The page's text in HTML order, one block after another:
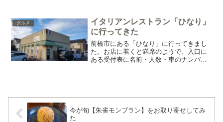
案内された店内はこんな感じの洋風席に
着くとおしぼりと水、...
グルメ
イタリアンレストラン「ひなり」
に行ってきた
前橋市にある「ひなり」に行ってきまし
た。お店に着くと満席のようで、入口に
ある受付表に名前・人数・車のナンバー
今が旬【朱雀モンブラン】をお取り寄せしてみ
た